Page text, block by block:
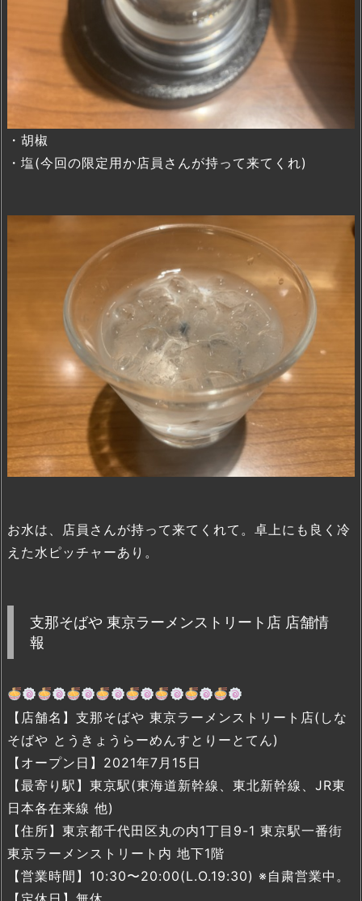
・胡椒
・塩(今回の限定用か店員さんが持って来てくれ)
お水は、店員さんが持って来てくれて。卓上にも良く冷
えた水ピッチャーあり。
支那そばや 東京ラーメンストリート店 店舗情
報
【店舗名】支那そばや 東京ラーメンストリート店(しな
そばや とうきょうらーめんすとりーとてん)
【オープン日】2021年7月15日
【最寄り駅】東京駅(東海道新幹線、東北新幹線、JR東
日本各在来線 他)
【住所】東京都千代田区丸の内1丁目9-1 東京駅一番街
東京ラーメンストリート内 地下1階
【営業時間】10:30〜20:00(L.O.19:30) ※自粛営業中。